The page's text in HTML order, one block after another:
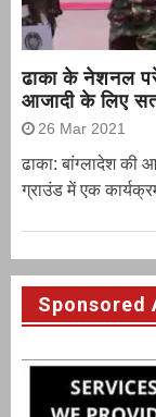
ढाका के नेशनल
आजादी के लिए
26 Mar 2021
ढाका: बांग्लादेश की
ग्राउंड में एक
Sponsored